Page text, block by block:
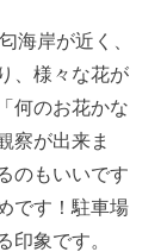
海岸が近く、
、様々な花が
何のお花かな
察が出来ま
のもいいです
です！駐車場
印象です。